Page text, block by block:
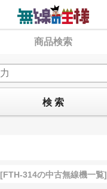
商品検索
検 索
[FTH-314の中古無線機一覧]